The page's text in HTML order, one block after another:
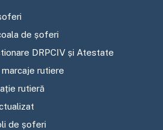
de șoferi
DRPCIV și Atestate
rutiere
rutieră
de șoferi